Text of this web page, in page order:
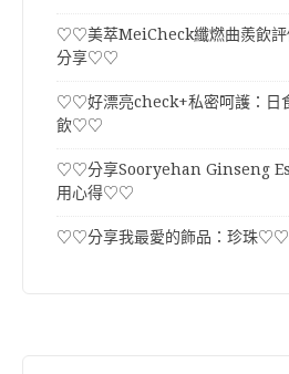
♡♡美萃MeiCheck纖燃曲羨飲評
分享♡♡
♡♡好漂亮check+私密呵護：日
飲♡♡
♡♡分享Sooryehan Ginseng
用心得♡♡
♡♡分享我最愛的飾品：珍珠♡♡